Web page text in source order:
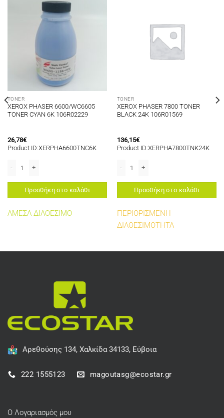
TONER
XEROX PHASER 6600/WC6605
TONER CYAN 6K 106R02229
26,78€
Product ID:ΧΕRΡΗΑ6600TNC6Κ
Προσθήκη στο καλάθι
ΑΜΕΣΑ ΔΙΑΘΕΣΙΜΟ
TONER
XEROX PHASER 7800 TONER
BLACK 24K 106R01569
136,15€
Product ID:XERPHA7800TNK24K
Προσθήκη στο καλάθι
ΠΕΡΙΟΡΙΣΜΕΝΗ
ΔΙΑΘΕΣΙΜΟΤΗΤΑ
Αρεθούσης 134, Χαλκίδα 34133, Εύβοια
222 1555123 magoutasg@ecostar.gr
Ο Λογαριασμός μου